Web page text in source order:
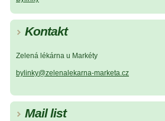
Kontakt
Zelená lékárna u Markéty
bylinky@zelenalekarna-marketa.cz
Mail list